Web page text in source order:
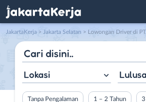
JakartaKerja > Jakarta Selatan > Lowongan Driver di
Lokasi
Tanpa Pengalaman 1 – 2 Tahun 3